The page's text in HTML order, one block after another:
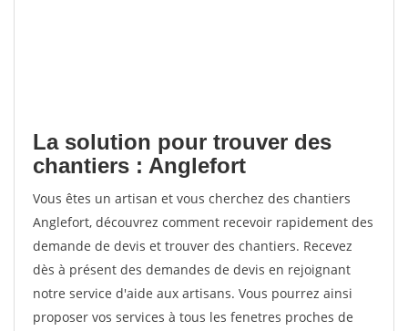
La solution pour trouver des
chantiers : Anglefort
Vous êtes un artisan et vous cherchez des chantiers
Anglefort, découvrez comment recevoir rapidement des
demande de devis et trouver des chantiers. Recevez
dès à présent des demandes de devis en rejoignant
notre service d'aide aux artisans. Vous pourrez ainsi
proposer vos services à tous les fenetres proches de